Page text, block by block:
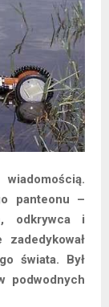
panteonu –
odkrywca i
świata. Był
podwodnych